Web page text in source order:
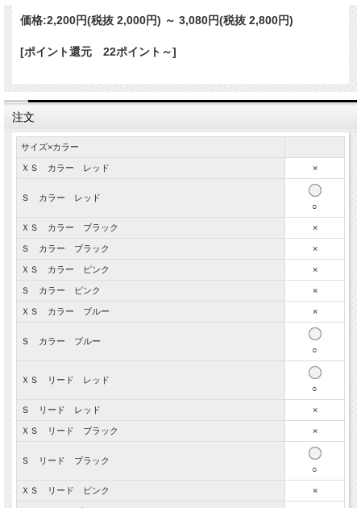
価格:2,200円(税抜 2,000円) ～ 3,080円(税抜 2,800円)
[ポイント還元 22ポイント～]
注文
サイズ×カラー
ＸＳ カラー レッド ×
Ｓ カラー レッド
○
ＸＳ カラー ブラック ×
Ｓ カラー ブラック ×
ＸＳ カラー ピンク ×
Ｓ カラー ピンク ×
ＸＳ カラー ブルー ×
Ｓ カラー ブルー
○
ＸＳ リード レッド
○
Ｓ リード レッド ×
ＸＳ リード ブラック ×
Ｓ リード ブラック
○
ＸＳ リード ピンク ×